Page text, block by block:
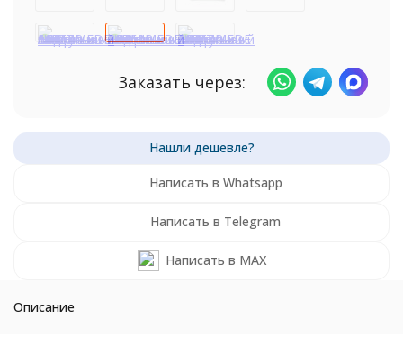
Заказать через:
Написать в Whatsapp
Написать в Telegram
Написать в MAX
Описание